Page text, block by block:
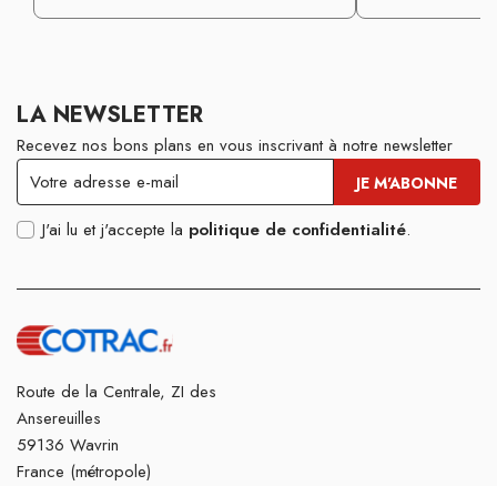
LA NEWSLETTER
Recevez nos bons plans en vous inscrivant à notre newsletter
J'ai lu et j'accepte la politique de confidentialité.
Route de la Centrale, ZI des
Ansereuilles
59136 Wavrin
France (métropole)